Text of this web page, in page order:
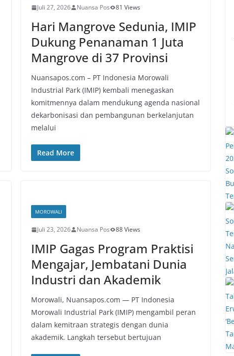
Juli 27, 2026 Nuansa Pos 81 Views
Hari Mangrove Sedunia, IMIP
Dukung Penanaman 1 Juta
Mangrove di 37 Provinsi
Nuansapos.com – PT Indonesia Morowali
Industrial Park (IMIP) kembali menegaskan
komitmennya dalam mendukung agenda nasional
dekarbonisasi dan pembangunan berkelanjutan
melalui
Read More
MOROWALI
Juli 23, 2026 Nuansa Pos 88 Views
IMIP Gagas Program Praktisi
Mengajar, Jembatani Dunia
Industri dan Akademik
Morowali, Nuansapos.com — PT Indonesia
Morowali Industrial Park (IMIP) mengambil peran
dalam kemitraan strategis dengan dunia
akademik. Langkah tersebut bertujuan